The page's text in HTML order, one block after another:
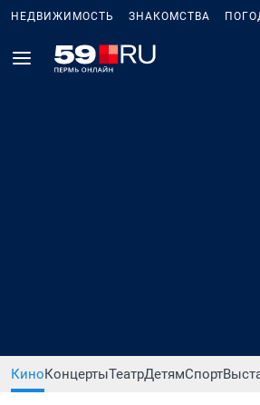
НЕДВИЖИМОСТЬ ЗНАКОМСТВА
КиноКонцертыТеатрДетямСпорт